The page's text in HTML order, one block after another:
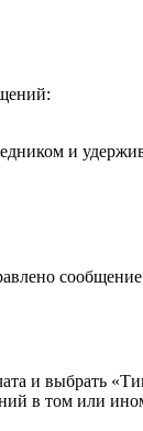
и
и выбрать
в том или